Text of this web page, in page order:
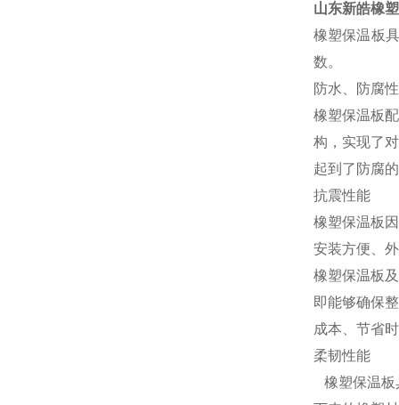
山东新皓橡
橡塑保温板
数。
防水、防腐
橡塑保温板
构，实现了
起到了防腐
抗震性能
橡塑保温板
安装方便、
橡塑保温板
即能够确保
成本、节省
柔韧性能
橡塑保温板